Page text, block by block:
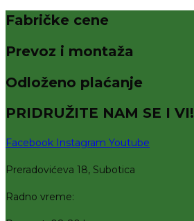
Fabričke cene
Prevoz i montaža
Odloženo plaćanje
PRIDRUŽITE NAM SE I VI!
Facebook Instagram Youtube
Preradovićeva 18, Subotica
Radno vreme: